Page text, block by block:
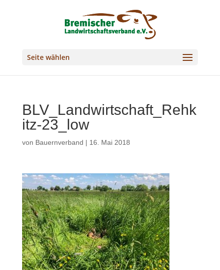
Seite wählen
BLV_Landwirtschaft_Rehk
itz-23_low
von Bauernverband | 16. Mai 2018